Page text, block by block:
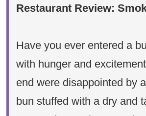
Restaurant Review:
Have you ever entered a
with hunger and
end were disappointed by
bun stuffed with a dry and